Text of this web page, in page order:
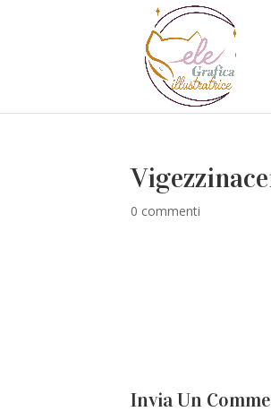
0 commenti
Invia Un